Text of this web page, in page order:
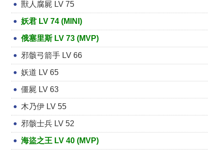
獸人腐屍 LV 75
妖君 LV 74 (MINI)
俄塞里斯 LV 73 (MVP)
邪骸弓箭手 LV 66
妖道 LV 65
僵屍 LV 63
木乃伊 LV 55
邪骸士兵 LV 52
海盜之王 LV 40 (MVP)